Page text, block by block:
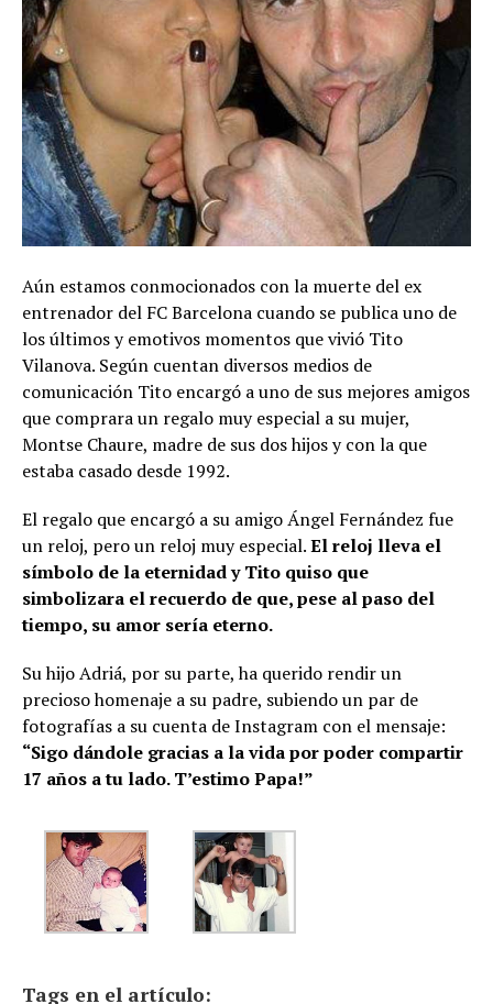
Aún estamos conmocionados con la muerte del ex
entrenador del FC Barcelona cuando se publica uno de
los últimos y emotivos momentos que vivió Tito
Vilanova. Según cuentan diversos medios de
comunicación Tito encargó a uno de sus mejores amigos
que comprara un regalo muy especial a su mujer,
Montse Chaure, madre de sus dos hijos y con la que
estaba casado desde 1992.
El regalo que encargó a su amigo Ángel Fernández fue
un reloj, pero un reloj muy especial.El reloj lleva el
símbolo de la eternidad y Tito quiso que
simbolizara el recuerdo de que, pese al paso del
tiempo, su amor sería eterno.
Su hijo Adriá, por su parte, ha querido rendir un
precioso homenaje a su padre, subiendo un par de
fotografías a su cuenta de Instagram con el mensaje:
“Sigo dándole gracias a la vida por poder compartir
17 años a tu lado. T’estimo Papa!”
Tags en el artículo: